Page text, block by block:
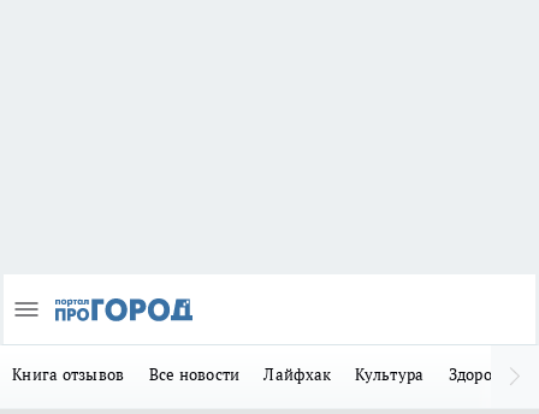
Книга отзывов Все новости Лайфхак Культура Здоровье